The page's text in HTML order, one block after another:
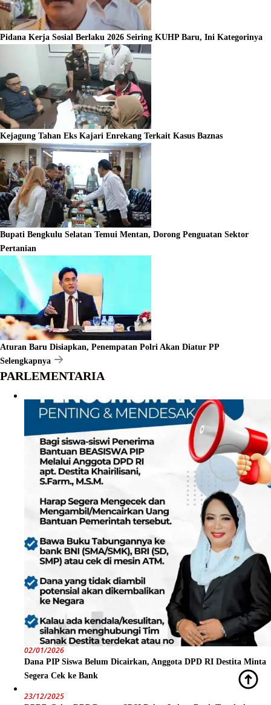
Pidana Kerja Sosial Berlaku 2026 Seiring KUHP Baru, Ini Kategorinya
Kejagung Tahan Eks Kajari Enrekang Terkait Kasus Baznas
Bupati Bengkulu Selatan Temui Mentan, Dorong Penguatan Sektor
Pertanian
Aturan Baru Disiapkan, Penempatan Polri Akan Diatur PP
Selengkapnya
PARLEMENTARIA
02/01/2026
Dana PIP Siswa Belum Dicairkan, Anggota DPD RI Destita Minta
Segera Cek ke Bank
23/12/2025